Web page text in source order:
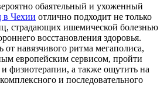
обаятельный и ухоженный
в Чехии отлично подходит не только
страдающих ишемической болезнью
восстановления здоровья.
от навязчивого ритма мегаполиса,
европейским сервисом, пройти
физиотерапии, а также ощутить на
и последовательного